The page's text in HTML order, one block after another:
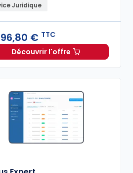
€ TTC
Juridique
€ TTC
Découvrir l'offreL'appel expert à partir